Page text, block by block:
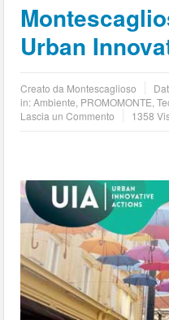
Urban
Creato da Montescaglioso
in:Ambiente PROMOMONTE ,
Lascia un Commento
1358